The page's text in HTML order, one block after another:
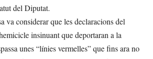
del Diputat.
va considerar que les declaracions del
insinuant que deportaran a la
unes “línies vermelles” que fins ara no